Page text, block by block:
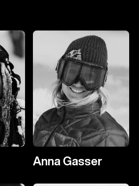
Anna Gasser